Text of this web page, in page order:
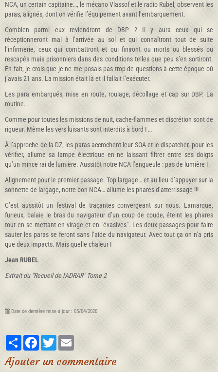
NCA, un certain capitaine…, le mécano Vlassof et le radio Rubel, observent les
paras, alignés, dont on vérifie l’équipement avant l’embarquement.
Combien parmi eux reviendront de DBP ? Il y aura ceux qui se
réceptionneront mal à l’arrivée au sol et qui connaîtront tout de suite
l’infirmerie, ceux qui combattront et qui finiront ou morts ou blessés ou
rescapés mais prisonniers dans des conditions telles que peu s’en sortiront.
En fait, je crois que je ne me posais pas trop de questions à cette époque où
j’avais 21 ans. La mission était là et il fallait l’exécuter.
Les para embarqués, mise en route, roulage, décollage et cap sur DBP. La
routine…
Comme pour toutes les missions de nuit, cache-flammes et discrétion sont de
rigueur. Même les vers luisants sont interdits à bord ! …
À l’approche de la DZ, les paras accrochent leur SOA et le dispatcher, pour les
vérifier, allume sa lampe électrique en ne laissant filtrer entre ses doigts
qu’un mince rai de lumière. Aussitôt notre NCA l’engueule : pas de lumière !
Alignement pour le premier passage. Top largage… et au lieu d’appuyer sur la
sonnette de largage, notre bon NCA… allume les phares d’atterrissage !!!
C’est aussitôt un festival de traçantes convergeant sur nous. Lamarque,
furieux, balaie le bras du navigateur d’un coup de coude, éteint les phares
tout en se mettant en virage et en "évasives". Les deux passages pour faire
sauter les paras se feront sans l’aide du navigateur. Avec tout ça on n’a pris
que deux impacts. Mais quelle chaleur !
Jean RUBEL
Extrait du "Recueil de l'ADRAR" Tome 2
Date de dernière mise à jour : 05/04/2020
PartagerFacebookTwitter
Ajouter un commentaire